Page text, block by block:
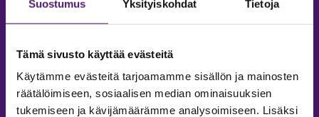
Suostumus Yksityiskohdat Tietoja
Tämä sivusto käyttää evästeitä
Käytämme evästeitä tarjoamamme sisällön ja mainosten
räätälöimiseen, sosiaalisen median ominaisuuksien
tukemiseen ja kävijämäärämme analysoimiseen. Lisäksi